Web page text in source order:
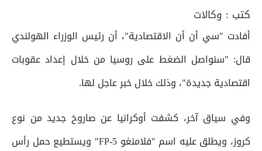
كتب : وكالات
أفادت "سي أن أن الاقتصادية"، أن رئيس الوزراء الهولندي
قال: "سنواصل الضغط على روسيا من خلال إعداد عقوبات
اقتصادية جديدة"، وذلك خلال خبر عاجل لها.
وفي سياق آخر، كشفت أوكرانيا عن صاروخ جديد من نوع
كروز، ويطلق عليه اسم "فلامنغو FP-5" ويستطيع حمل رأس